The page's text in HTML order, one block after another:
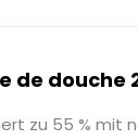
de douche
zu 55 % mit